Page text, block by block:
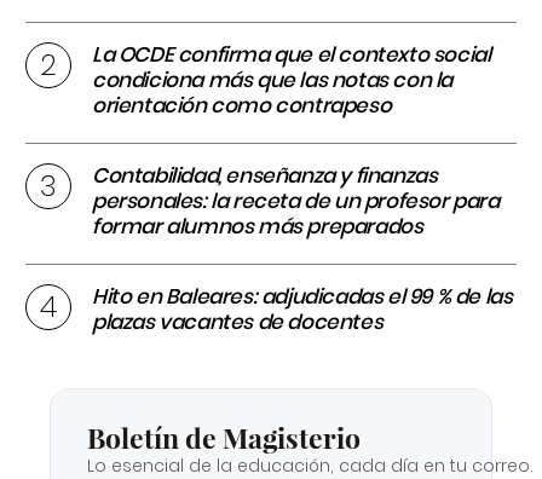
La OCDE confirma que el contexto social
condiciona más que las notas con la
orientación como contrapeso
Contabilidad, enseñanza y finanzas
personales: la receta de un profesor para
formar alumnos más preparados
Hito en Baleares: adjudicadas el 99 % de las
plazas vacantes de docentes
Boletín de Magisterio
Lo esencial de la educación, cada día en tu correo.